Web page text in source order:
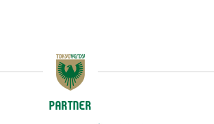
PARTNER